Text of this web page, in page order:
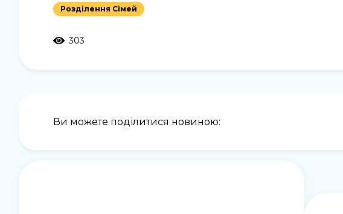
Розділення Сімей
303
Ви можете поділитися новиною: